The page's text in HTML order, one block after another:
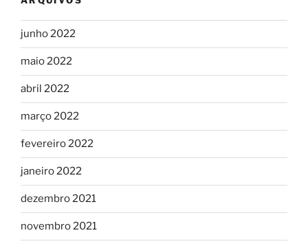
junho 2022
maio 2022
abril 2022
março 2022
fevereiro 2022
janeiro 2022
dezembro 2021
novembro 2021